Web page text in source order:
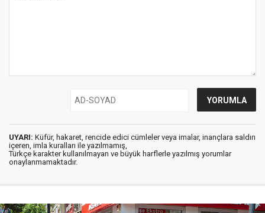
UYARI: Küfür, hakaret, rencide edici cümleler veya imalar, inançlara saldırı
içeren, imla kuralları ile yazılmamış,
Türkçe karakter kullanılmayan ve büyük harflerle yazılmış yorumlar
onaylanmamaktadır.